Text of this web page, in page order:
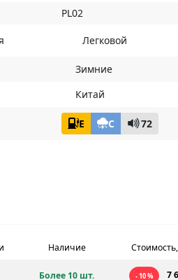
PL02
Легковой
Зимние
Китай
E C 72
Наличие
Более 10 шт. - 10 % 7